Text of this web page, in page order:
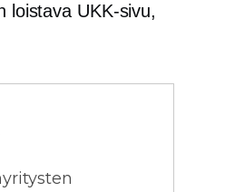
loistava UKK-sivu,